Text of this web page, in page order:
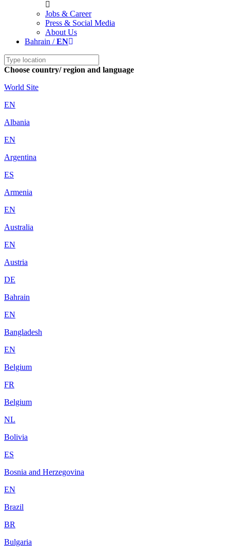
Jobs & Career
Press & Social Media
About Us
Bahrain /EN
Choose country/ region and language
World Site
EN
Albania
EN
Argentina
ES
Armenia
EN
Australia
EN
Austria
DE
Bahrain
EN
Bangladesh
EN
Belgium
FR
Belgium
NL
Bolivia
ES
Bosnia and Herzegovina
EN
Brazil
BR
Bulgaria